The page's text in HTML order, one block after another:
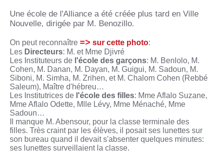
Une école de l'Alliance a été créée plus tard en Ville
Nouvelle, dirigée par M. Benozillo.
On peut reconnaître => sur cette photo:
Les Directeurs: M. et Mme Djivré
Les Instituteurs de l'école des garçons: M. Benlolo, M.
Cohen, M. Danan, M. Dayan, M. Guigui, M. Sadoun, M.
Siboni, M. Simha, M. Zrihen, et M. Chalom Cohen (Rebbé
Saleum), Maître d'hébreu…
Les Institutrices de l'école des filles: Mme Aflalo Suzane,
Mme Aflalo Odette, Mlle Lévy, Mme Ménaché, Mme
Sadoun…
Il manque M. Abensour, pour la classe terminale des
filles. Très craint par les élèves, il posait ses lunettes sur
son bureau quand il devait s'absenter quelques minutes:
ses lunettes surveillaient la classe.